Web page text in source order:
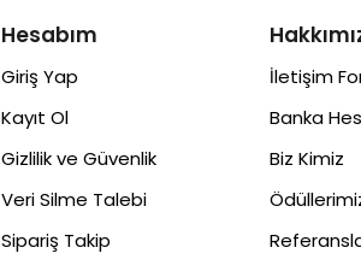
Hesabım
Giriş Yap
Kayıt Ol
Gizlilik ve Güvenlik
Veri Silme Talebi
Sipariş Takip
İletişim
Banka
Biz Kimiz